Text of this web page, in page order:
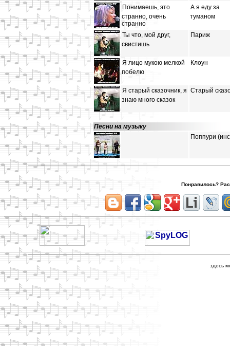
Понимаешь, это
странно, очень
странно
А я еду за
туманом
Ты что, мой друг,
свистишь
Париж
Я лицо мукою мелкой
побелю
Клоун
Я старый сказочник, я
знаю много сказок
Старый
Песни на музыку
Поппури
Понравилось?
здесь